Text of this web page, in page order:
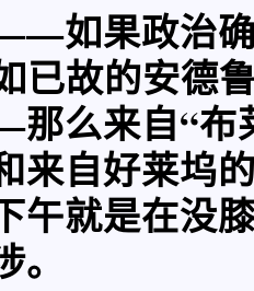
如果政治
故的安德
么来自“布
来自好莱坞
午就是在没